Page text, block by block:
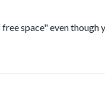
space" even though